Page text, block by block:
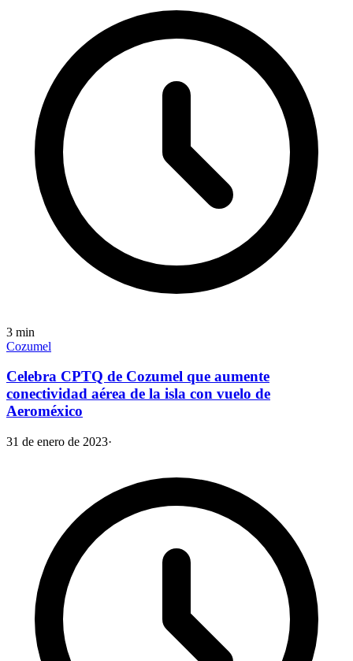
3 min
Cozumel
Celebra CPTQ de Cozumel que aumente
conectividad aérea de la isla con vuelo de
Aeroméxico
31 de enero de 2023·